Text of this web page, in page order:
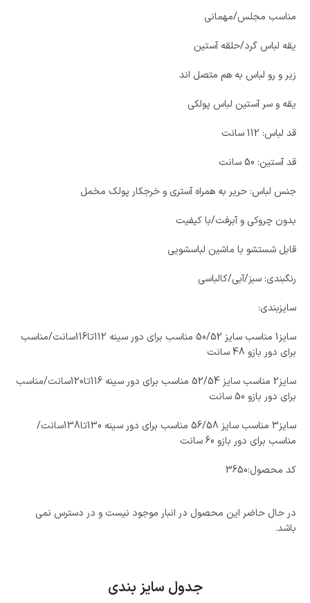
مناسب مجلس/مهمانی
یقه لباس گرد/حلقه آستین
زیر و رو لباس به هم متصل اند
یقه و سر آستین لباس پولکی
قد لباس: 112 سانت
قد آستین: 50 سانت
جنس لباس: حریر به همراه آستری و خرجکار پولک مخمل
بدون چروکی و آبرفت/با کیفیت
قابل شستشو با ماشین لباسشویی
رنگبندی: سبز/آبی/کالباسی
سایزبندی:
سایز1 مناسب سایز 50/52 مناسب برای دور سینه 112تا116سانت/مناسب
برای دور بازو 48 سانت
سایز2 مناسب سایز 52/54 مناسب برای دور سینه 116تا120سانت/مناسب
برای دور بازو 50 سانت
سایز3 مناسب سایز 56/58 مناسب برای دور سینه 130تا138سانت/
مناسب برای دور بازو 60 سانت
کد محصول:3650
در حال حاضر این محصول در انبار موجود نیست و در دسترس نمی
باشد.
جدول سایز بندی